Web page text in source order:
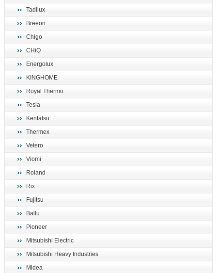
Tadilux
Breeon
Chigo
CHiQ
Energolux
KINGHOME
Royal Thermo
Tesla
Kentatsu
Thermex
Vetero
Viomi
Roland
Rix
Fujitsu
Ballu
Pioneer
Mitsubishi Electric
Mitsubishi Heavy Industries
Midea